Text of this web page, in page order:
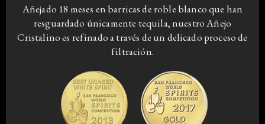
Añejado 18 meses en barricas de roble blanco que han
resguardado únicamente tequila, nuestro Añejo
Cristalino es refinado a través de un delicado proceso de
filtración.